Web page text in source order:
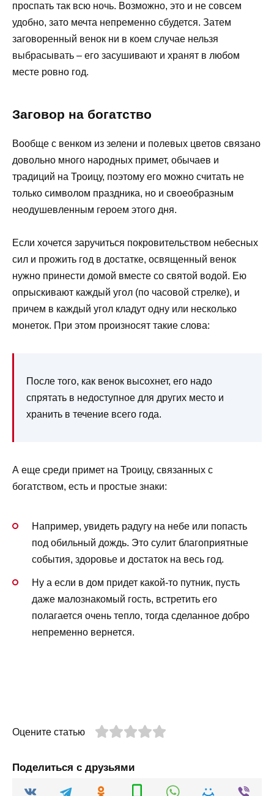
проспать так всю ночь. Возможно, это и не совсем
удобно, зато мечта непременно сбудется. Затем
заговоренный венок ни в коем случае нельзя
выбрасывать – его засушивают и хранят в любом
месте ровно год.
Заговор на богатство
Вообще с венком из зелени и полевых цветов связано
довольно много народных примет, обычаев и
традиций на Троицу, поэтому его можно считать не
только символом праздника, но и своеобразным
неодушевленным героем этого дня.
Если хочется заручиться покровительством небесных
сил и прожить год в достатке, освященный венок
нужно принести домой вместе со святой водой. Ею
опрыскивают каждый угол (по часовой стрелке), и
причем в каждый угол кладут одну или несколько
монеток. При этом произносят такие слова:
После того, как венок высохнет, его надо
спрятать в недоступное для других место и
хранить в течение всего года.
А еще среди примет на Троицу, связанных с
богатством, есть и простые знаки:
Например, увидеть радугу на небе или попасть
под обильный дождь. Это сулит благоприятные
события, здоровье и достаток на весь год.
Ну а если в дом придет какой-то путник, пусть
даже малознакомый гость, встретить его
полагается очень тепло, тогда сделанное добро
непременно вернется.
Оцените статью
Поделиться с друзьями